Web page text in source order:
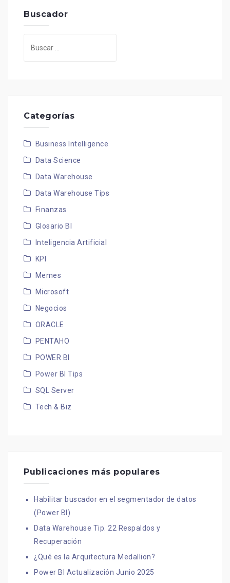
Buscador
Categorías
Business Intelligence
Data Science
Data Warehouse
Data Warehouse Tips
Finanzas
Glosario BI
Inteligencia Artificial
KPI
Memes
Microsoft
Negocios
ORACLE
PENTAHO
POWER BI
Power BI Tips
SQL Server
Tech & Biz
Publicaciones más populares
Habilitar buscador en el segmentador de datos
(Power BI)
Data Warehouse Tip. 22 Respaldos y
Recuperación
¿Qué es la Arquitectura Medallion?
Power BI Actualización Junio 2025